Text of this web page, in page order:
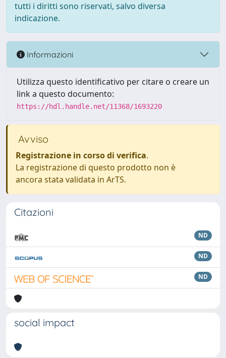
tutti i diritti sono riservati, salvo diversa
indicazione.
Informazioni
Utilizza questo identificativo per citare o creare un
link a questo documento:
https://hdl.handle.net/11368/1693220
Avviso
Registrazione in corso di verifica.
La registrazione di questo prodotto non è
ancora stata validata in ArTS.
Citazioni
ND
ND
ND
social impact